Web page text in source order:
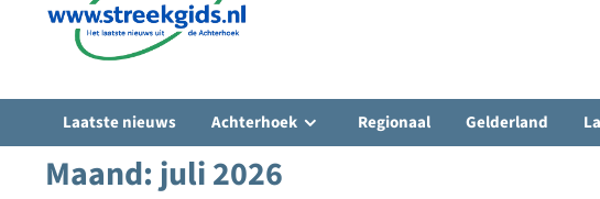
Laatste nieuws Achterhoek Regionaal Gelderland
Maand:juli 2026